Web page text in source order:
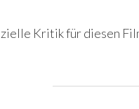
Kritik für diesen